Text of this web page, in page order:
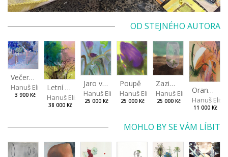
OD STEJNÉHO AUTORA
Večer v třešňovém sadu
Hanuš Eliška
3 900 Kč
Letní vzduch v zahradě
Hanuš Eliška
38 000 Kč
Jaro v mlze
Hanuš Eliška
25 000 Kč
Poupě
Hanuš Eliška
25 000 Kč
Zazimování růží
Hanuš Eliška
25 000 Kč
Oranžová v listech
Hanuš
11 000 Kč
MOHLO BY SE VÁM LÍBIT